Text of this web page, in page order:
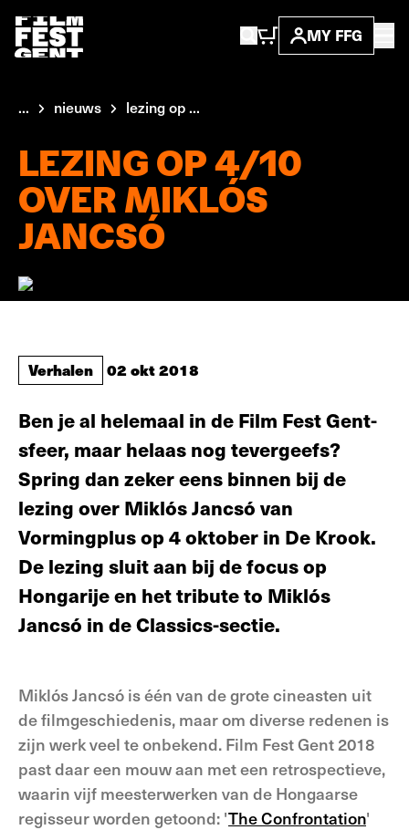
MY FFG
... nieuws lezing op ...
LEZING OP 4/10
OVER MIKLÓS
JANCSÓ
Verhalen 02 okt 2018
Ben je al helemaal in de Film Fest Gent-
sfeer, maar helaas nog tevergeefs?
Spring dan zeker eens binnen bij de
lezing over Miklós Jancsó van
Vormingplus op 4 oktober in De Krook.
De lezing sluit aan bij de focus op
Hongarije en het tribute to Miklós
Jancsó in de Classics-sectie.
Miklós Jancsó is één van de grote cineasten uit
de filmgeschiedenis, maar om diverse redenen is
zijn werk veel te onbekend. Film Fest Gent 2018
past daar een mouw aan met een retrospectieve,
waarin vijf meesterwerken van de Hongaarse
regisseur worden getoond: 'The Confrontation'